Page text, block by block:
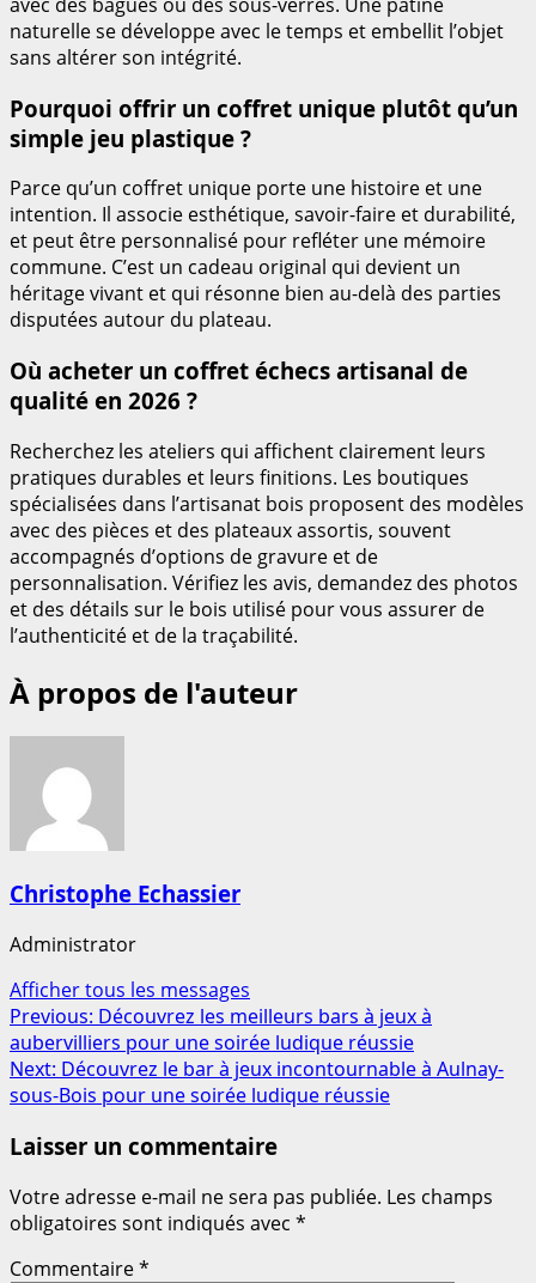
naturelle se développe avec le temps et embellit l’objet
sans altérer son intégrité.
Pourquoi offrir un coffret unique plutôt qu’un
simple jeu plastique ?
Parce qu’un coffret unique porte une histoire et une
intention. Il associe esthétique, savoir-faire et durabilité,
et peut être personnalisé pour refléter une mémoire
commune. C’est un cadeau original qui devient un
héritage vivant et qui résonne bien au-delà des parties
disputées autour du plateau.
Où acheter un coffret échecs artisanal de
qualité en 2026 ?
Recherchez les ateliers qui affichent clairement leurs
pratiques durables et leurs finitions. Les boutiques
spécialisées dans l’artisanat bois proposent des modèles
avec des pièces et des plateaux assortis, souvent
accompagnés d’options de gravure et de
personnalisation. Vérifiez les avis, demandez des photos
et des détails sur le bois utilisé pour vous assurer de
l’authenticité et de la traçabilité.
À propos de l'auteur
Christophe Echassier
Administrator
Afficher tous les messages
Post
navigation
Previous: Découvrez les meilleurs bars à jeux à
aubervilliers pour une soirée ludique réussie
Next: Découvrez le bar à jeux incontournable à Aulnay-
sous-Bois pour une soirée ludique réussie
Laisser un commentaire
Votre adresse e-mail ne sera pas publiée. Les champs
obligatoires sont indiqués avec *
Commentaire*